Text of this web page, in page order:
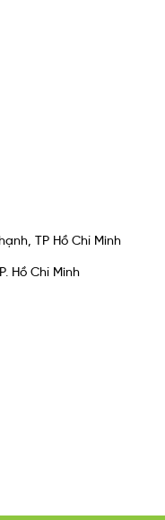
TP Hồ Chí Minh
Hồ Chí Minh